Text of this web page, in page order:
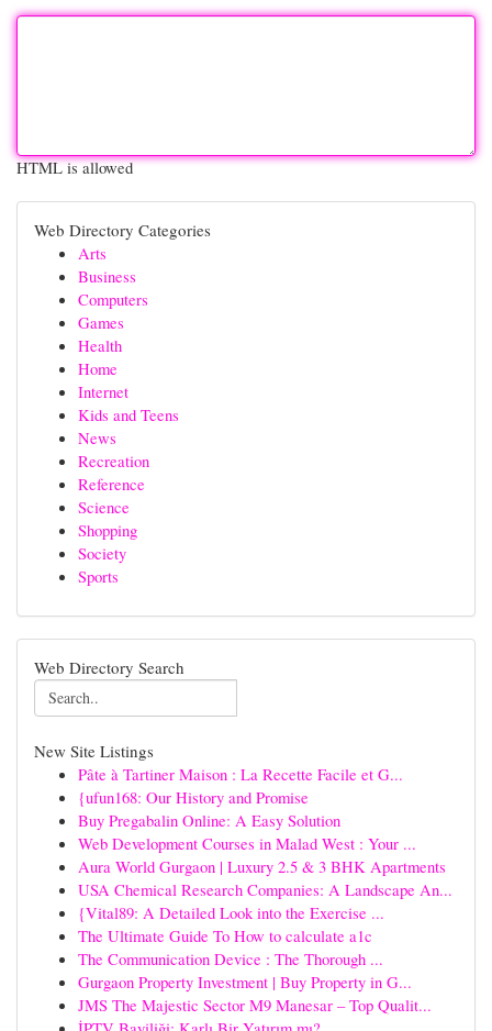
HTML is allowed
Web Directory Categories
Arts
Business
Computers
Games
Health
Home
Internet
Kids and Teens
News
Recreation
Reference
Science
Shopping
Society
Sports
Web Directory Search
New Site Listings
Pâte à Tartiner Maison : La Recette Facile et G...
{ufun168: Our History and Promise
Buy Pregabalin Online: A Easy Solution
Web Development Courses in Malad West : Your ...
Aura World Gurgaon | Luxury 2.5 & 3 BHK Apartments
USA Chemical Research Companies: A Landscape An...
{Vital89: A Detailed Look into the Exercise ...
The Ultimate Guide To How to calculate a1c
The Communication Device : The Thorough ...
Gurgaon Property Investment | Buy Property in G...
JMS The Majestic Sector M9 Manesar – Top Qualit...